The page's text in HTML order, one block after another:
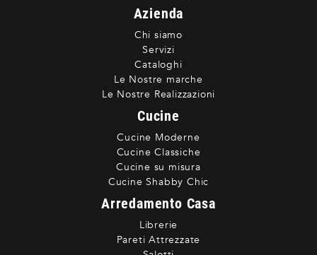
Azienda
Chi siamo
Servizi
Cataloghi
Le Nostre marche
Le Nostre Realizzazioni
Cucine
Cucine Moderne
Cucine Classiche
Cucine su misura
Cucine Shabby Chic
Arredamento Casa
Librerie
Pareti Attrezzate